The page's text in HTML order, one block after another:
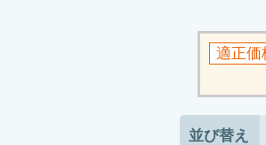
適正価
並び替え